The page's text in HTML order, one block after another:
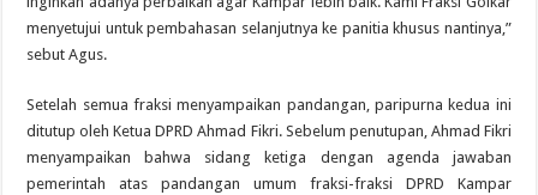
menyetujui untuk pembahasan selanjutnya ke panitia khusus nantinya,”
sebut Agus.
Setelah semua fraksi menyampaikan pandangan, paripurna kedua ini
ditutup oleh Ketua DPRD Ahmad Fikri. Sebelum penutupan, Ahmad Fikri
menyampaikan bahwa sidang ketiga dengan agenda jawaban
pemerintah atas pandangan umum fraksi-fraksi DPRD Kampar